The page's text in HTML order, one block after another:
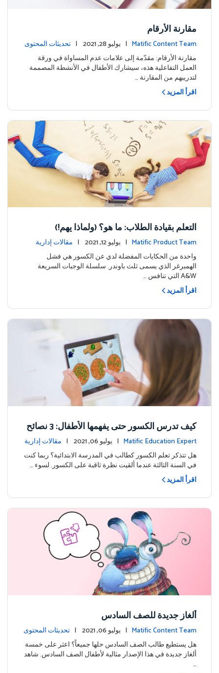
مقارنة الأرقام
Matific Content Team | يوليو 28, 2021 |
تحديثات المحتوى
مقارنة الأرقام: مقدّمة إلى علامات عدم المساواة في ورقة
العمل التفاعلية هذه، سيشارك الأطفال في الأنشطة المصممة
لتدريبهم من المقارنة …
اقرأ المزيد
التعلم بقيادة الطلاب: ما هو؟ (ولماذا يهم!)
Matific Product Team | يوليو 12, 2021 |
مقالات إدارية
واحدة من الحكايات المفضلة لدي عن الكسور هي فشل
الهمبرغر الذي يسمى ثلث باوندر. سلسلة الوجبات السريعة
A&W التي تنافس …
اقرأ المزيد
للنجاح
Matific Education Expert | يوليو 06, 2021 |
مقالات إدارية
هل تتذكر تعلم الكسور كطالب في المدرسة الابتدائية؟ ربما كنت
في السنة الثالثة عندما ألقيت نظرة ثاقبة على الكسور. لسوء …
اقرأ المزيد
ألغاز جديدة للصف السادس
Matific Content Team | يوليو 06, 2021 |
تحديثات المحتوى
هل يستطيع طالب الصف السادس حلها جميعاً؟ اعثر على خمسة
ألغاز جديدة في هذا الإصدار مثالية لأطفال الصف السادس. شاهد
…